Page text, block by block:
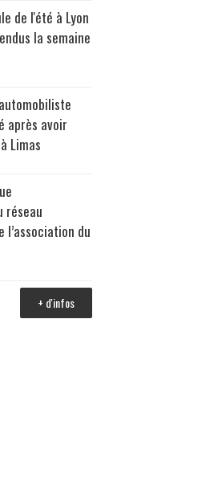
de l'été à Lyon
la semaine
après avoir
Limas
réseau
du
+ d'infos